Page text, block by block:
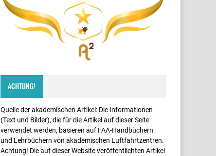
ACHTUNG!
Quelle der akademischen Artikel: Die Informationen
(Text und Bilder), die für die Artikel auf dieser Seite
verwendet werden, basieren auf FAA-Handbüchern
und Lehrbüchern von akademischen Luftfahrtzentren.
Achtung! Die auf dieser Website veröffentlichten Artikel